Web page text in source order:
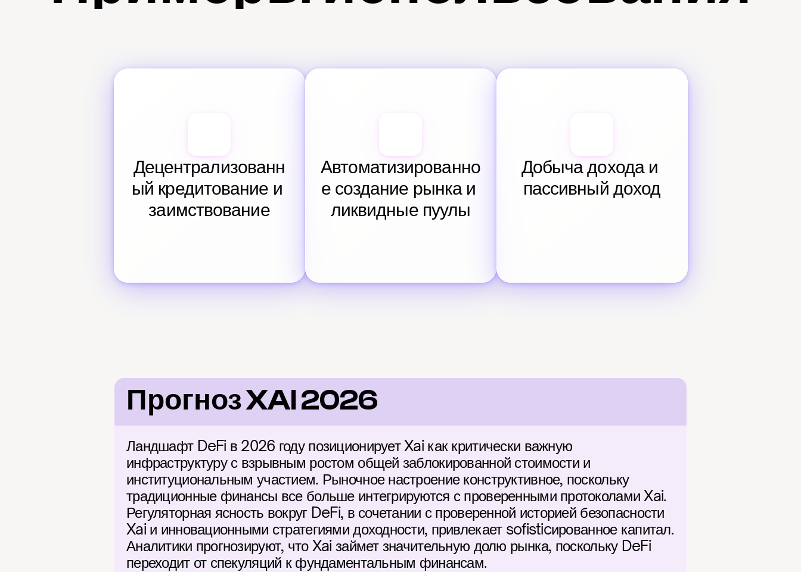
Децентрализованн
ый кредитование и
заимствование
Автоматизированно
е создание рынка и
ликвидные пуулы
Добыча дохода и
пассивный доход
Прогноз XAI 2026
Ландшафт DeFi в 2026 году позиционирует Xai как критически важную
инфраструктуру с взрывным ростом общей заблокированной стоимости и
институциональным участием. Рыночное настроение конструктивное, поскольку
традиционные финансы все больше интегрируются с проверенными протоколами Xai.
Регуляторная ясность вокруг DeFi, в сочетании с проверенной историей безопасности
Xai и инновационными стратегиями доходности, привлекает sofisticированное капитал.
Аналитики прогнозируют, что Xai займет значительную долю рынка, поскольку DeFi
переходит от спекуляций к фундаментальным финансам.